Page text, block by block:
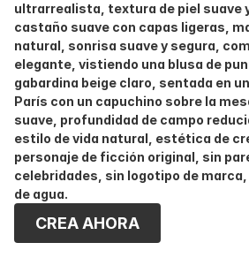
ultrarrealista, textura de piel suave
castaño suave con capas ligeras,
natural, sonrisa suave y segura,
elegante, vistiendo una blusa de
gabardina beige claro, sentada en
París con un capuchino sobre la
suave, profundidad de campo
estilo de vida natural, estética de
personaje de ficción original, sin
celebridades, sin logotipo de
de agua.
CREA AHORA